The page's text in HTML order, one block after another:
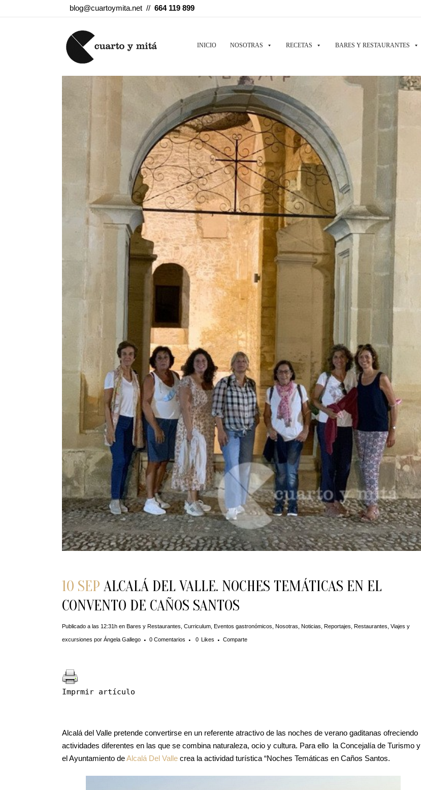
blog@cuartoymita.net // 664 119 899
INICIO NOSOTRAS RECETAS BARES Y RESTAURANTES
10 SEP ALCALÁ DEL VALLE. NOCHES TEMÁTICAS EN EL
CONVENTO DE CAÑOS SANTOS
Publicado a las 12:31h en Bares y Restaurantes Curriculum Eventos gastronómicos Nosotras Noticias Reportajes Restaurantes Viajes y
excursiones por Ángela Gallego 0 Comentarios 0 Likes Comparte
Imprmir artículo
Alcalá del Valle pretende convertirse en un referente atractivo de las noches de verano gaditanas ofreciendo
actividades diferentes en las que se combina naturaleza, ocio y cultura. Para ello la Concejalía de Turismo y
el Ayuntamiento deAlcalá Del Valle crea la actividad turística “Noches Temáticas en Caños Santos.